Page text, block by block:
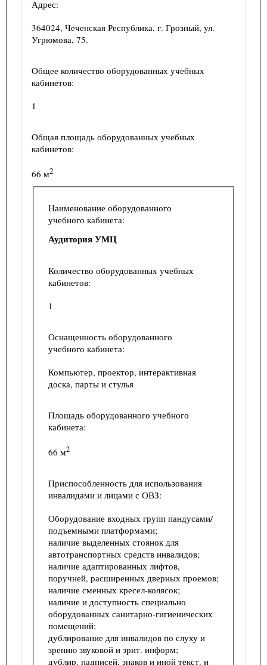
Адрес:
364024, Чеченская Республика, г. Грозный, ул.
Угрюмова, 75.
Общее количество оборудованных учебных
кабинетов:
1
Общая площадь оборудованных учебных
кабинетов:
66 м2
Наименование оборудованного
учебного кабинета:
Аудитория УМЦ
Количество оборудованных учебных
кабинетов:
1
Оснащенность оборудованного
учебного кабинета:
Компьютер, проектор, интерактивная
доска, парты и стулья
Площадь оборудованного учебного
кабинета:
66 м2
Приспособленность для использования
инвалидами и лицами с ОВЗ:
Оборудование входных групп пандусами/
подъемными платформами;
наличие выделенных стоянок для
автотранспортных средств инвалидов;
наличие адаптированных лифтов,
поручней, расширенных дверных проемов;
наличие сменных кресел-колясок;
наличие и доступность специально
оборудованных санитарно-гигиенических
помещений;
дублирование для инвалидов по слуху и
зрению звуковой и зрит. информ;
дублир. надписей, знаков и иной текст. и